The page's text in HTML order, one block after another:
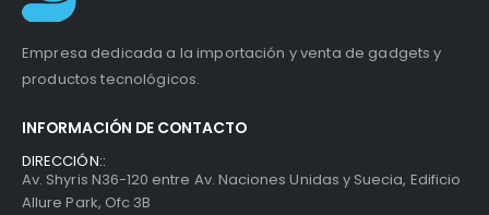
Empresa dedicada a la importación y venta de gadgets y
productos tecnológicos.
INFORMACIÓN DE CONTACTO
DIRECCIÓN::
Av. Shyris N36-120 entre Av. Naciones Unidas y Suecia, Edificio
Allure Park, Ofc 3B